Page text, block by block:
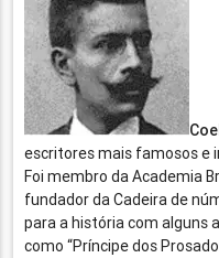
escritores mais famosos e
Foi membro da Academia
fundador da Cadeira de
para a história com alguns
como “Príncipe dos